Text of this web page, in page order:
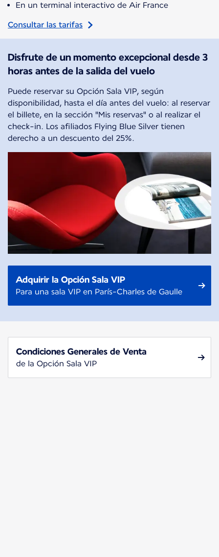
En un terminal interactivo de Air France
Consultar las tarifas
Disfrute de un momento excepcional desde 3
horas antes de la salida del vuelo
Puede reservar su Opción Sala VIP, según
disponibilidad, hasta el día antes del vuelo: al reservar
el billete, en la sección "Mis reservas" o al realizar el
check-in. Los afiliados Flying Blue Silver tienen
derecho a un descuento del 25%.
Adquirir la Opción Sala VIP
Para una sala VIP en París-Charles de Gaulle
Condiciones Generales de Venta
de la Opción Sala VIP